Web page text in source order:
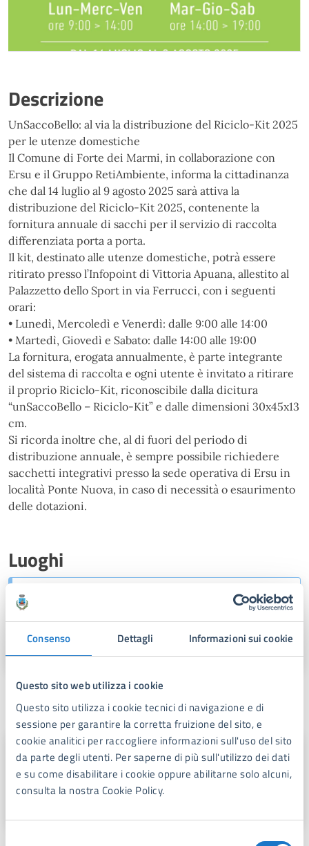
Consenso Dettagli Informazioni sui cookie
Questo sito web utilizza i cookie
Questo sito utilizza i cookie tecnici di navigazione e di
sessione per garantire la corretta fruizione del sito, e
cookie analitici per raccogliere informazioni sull'uso del sito
da parte degli utenti. Per saperne di più sull'utilizzo dei dati
e su come disabilitare i cookie oppure abilitarne solo alcuni,
consulta la nostra Cookie Policy.
Descrizione
UnSaccoBello: al via la distribuzione del Riciclo-Kit 2025
per le utenze domestiche
Il Comune di Forte dei Marmi, in collaborazione con
Ersu e il Gruppo RetiAmbiente, informa la cittadinanza
che dal 14 luglio al 9 agosto 2025 sarà attiva la
distribuzione del Riciclo-Kit 2025, contenente la
fornitura annuale di sacchi per il servizio di raccolta
differenziata porta a porta.
Il kit, destinato alle utenze domestiche, potrà essere
ritirato presso l’Infopoint di Vittoria Apuana, allestito al
Palazzetto dello Sport in via Ferrucci, con i seguenti
orari:
• Lunedì, Mercoledì e Venerdì: dalle 9:00 alle 14:00
• Martedì, Giovedì e Sabato: dalle 14:00 alle 19:00
La fornitura, erogata annualmente, è parte integrante
del sistema di raccolta e ogni utente è invitato a ritirare
il proprio Riciclo-Kit, riconoscibile dalla dicitura
“unSaccoBello – Riciclo-Kit” e dalle dimensioni 30x45x13
cm.
Si ricorda inoltre che, al di fuori del periodo di
distribuzione annuale, è sempre possibile richiedere
sacchetti integrativi presso la sede operativa di Ersu in
località Ponte Nuova, in caso di necessità o esaurimento
delle dotazioni.
Luoghi
Loc. Vittoria Apuana, 55042
A cura di
Segreteria del Sindaco - Ufficio
Stampa